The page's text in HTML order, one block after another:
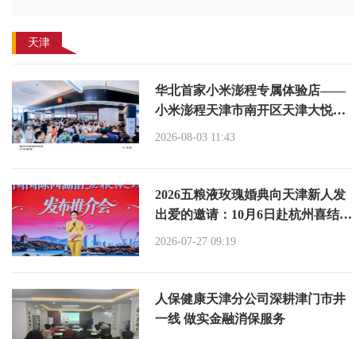
天津
华北首家小米澎程专属体验店——
小米澎程天津市南开区天津大悦城
体验店盛大开业！
2026-08-03 11:43
2026五粮液玫瑰婚典向天津新人发
出爱的邀请：10月6日赴杭州喜结良
缘！
2026-07-27 09:19
人保健康天津分公司深耕津门市井
一线 做实金融消保服务